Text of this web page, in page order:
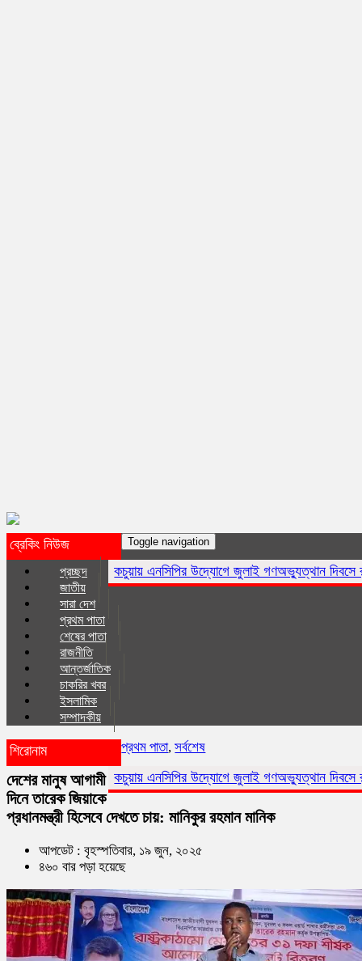
ব্রেকিং নিউজ
কচুয়ায় এনসিপির উদ্যোগে জুলাই গণঅভ্যুত্থান দিবসে র‌্যালি ও আলোচনা
Toggle navigation
প্রচ্ছদ
জাতীয়
সারা দেশ
প্রথম পাতা
শেষের পাতা
রাজনীতি
আন্তর্জাতিক
চাকরির খবর
ইসলা‌মিক
সম্পাদকীয়
শিরোনাম
কচুয়ায় এনসিপির উদ্যোগে জুলাই গণঅভ্যুত্থান দিবসে র‌্যালি ও আলোচনা
প্রথম পাতা,সর্বশেষ
দেশের মানুষ আগামী
দিনে তারেক জিয়াকে
প্রধানমন্ত্রী হিসেবে দেখতে চায়: মানিকুর রহমান মানিক
আপডেট : বৃহস্পতিবার, ১৯ জুন, ২০২৫
৪৬০ বার পড়া হয়েছে